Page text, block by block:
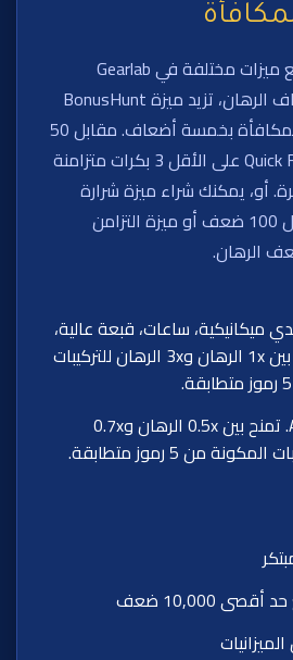
يمكن للاعبين شراء أربع ميزات مختلفة في Gearlab
Genius. مقابل 3 أضعاف الرهان، تزيد ميزة BonusHunt
من احتمالات تفعيل المكافأة بخمسة أضعاف. مقابل 50
ضعف، تضمن ميزة Quick Fix على الأقل 3 بكرات متزامنة
أو، يمكنك شراء ميزة شرارة
العبقرية مباشرة مقابل 100 ضعف أو ميزة التزامن
ميكانيكية، ساعات، قبعة عالية،
نظارات. تمنح بين 1x الرهان و3x الرهان للتركيبات
A، K، Q، J، 10. تمنح بين 0.5x الرهان و0.7x
من 5 رموز متطابقة.
10,000 ضعف